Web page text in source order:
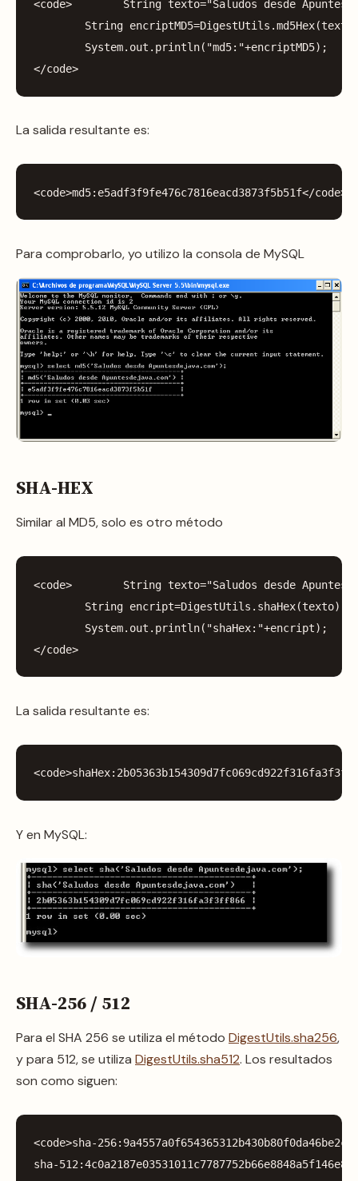
<code> String texto="Saludos desde
String encriptMD5=DigestUtils .md5Hex(texto
System. out . println( "md5:"+encriptMD5);
</code>
La salida resultante es:
<code>md5: e5adf3f9fe476c7816eacd3873f5b51f</code>
Para comprobarlo, yo utilizo la consola de MySQL
SHA-HEX
Similar al MD5, solo es otro método
<code> String texto="Saludos desde
String encript=DigestUtils . shaHex(texto);
System. out . println( "shaHex:"+encript);
</code>
La salida resultante es:
<code>shaHex: 2
Y en MySQL:
SHA-256 / 512
Para el SHA 256 se utiliza el método DigestUtils.sha256,
y para 512, se utiliza DigestUtils.sha512. Los resultados
son como siguen:
<code>sha-256: 9
sha-512 :4